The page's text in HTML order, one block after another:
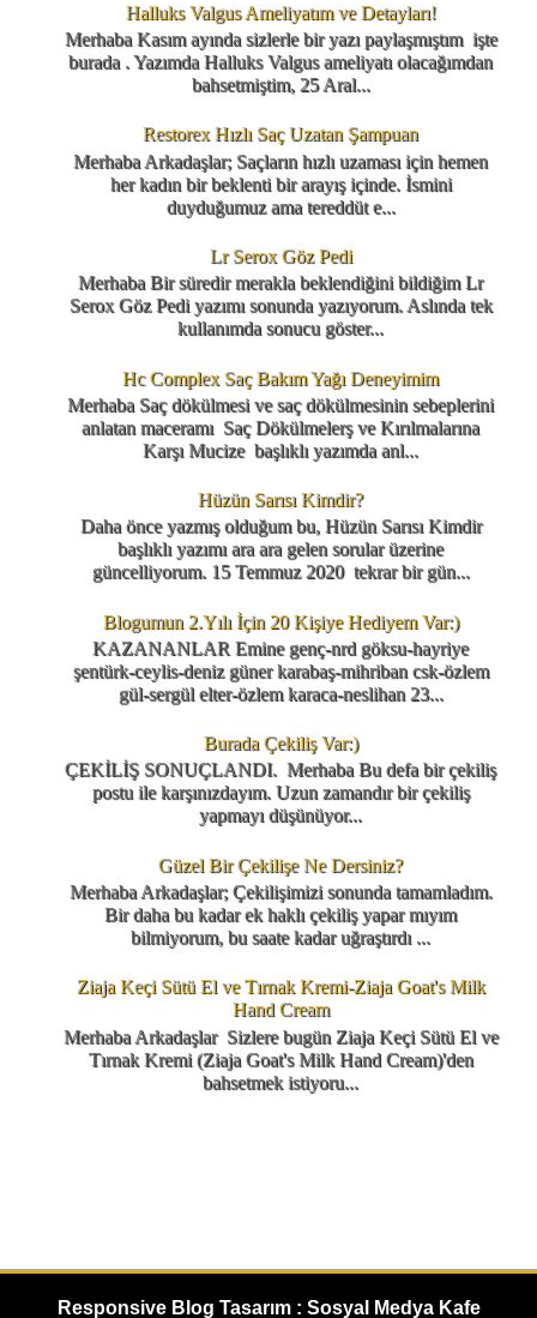
Halluks Valgus Ameliyatım ve Detayları!
Merhaba Kasım ayında sizlerle bir yazı paylaşmıştım işte
burada . Yazımda Halluks Valgus ameliyatı olacağımdan
bahsetmiştim, 25 Aral...
Restorex Hızlı Saç Uzatan Şampuan
Merhaba Arkadaşlar; Saçların hızlı uzaması için hemen
her kadın bir beklenti bir arayış içinde. İsmini
duyduğumuz ama tereddüt e...
Lr Serox Göz Pedi
Merhaba Bir süredir merakla beklendiğini bildiğim Lr
Serox Göz Pedi yazımı sonunda yazıyorum. Aslında tek
kullanımda sonucu göster...
Hc Complex Saç Bakım Yağı Deneyimim
Merhaba Saç dökülmesi ve saç dökülmesinin sebeplerini
anlatan maceramı Saç Dökülmelerş ve Kırılmalarına
Karşı Mucize başlıklı yazımda anl...
Hüzün Sarısı Kimdir?
Daha önce yazmış olduğum bu, Hüzün Sarısı Kimdir
başlıklı yazımı ara ara gelen sorular üzerine
güncelliyorum. 15 Temmuz 2020 tekrar bir gün...
Blogumun 2.Yılı İçin 20 Kişiye Hediyem Var:)
KAZANANLAR Emine genç-nrd göksu-hayriye
şentürk-ceylis-deniz güner karabaş-mihriban csk-özlem
gül-sergül elter-özlem karaca-neslihan 23...
Burada Çekiliş Var:)
ÇEKİLİŞ SONUÇLANDI. Merhaba Bu defa bir çekiliş
postu ile karşınızdayım. Uzun zamandır bir çekiliş
yapmayı düşünüyor...
Güzel Bir Çekilişe Ne Dersiniz?
Merhaba Arkadaşlar; Çekilişimizi sonunda tamamladım.
Bir daha bu kadar ek haklı çekiliş yapar mıyım
bilmiyorum, bu saate kadar uğraştırdı ...
Ziaja Keçi Sütü El ve Tırnak Kremi-Ziaja Goat's Milk
Hand Cream
Merhaba Arkadaşlar Sizlere bugün Ziaja Keçi Sütü El ve
Tırnak Kremi (Ziaja Goat's Milk Hand Cream)'den
bahsetmek istiyoru...
Responsive Blog Tasarım : Sosyal Medya Kafe